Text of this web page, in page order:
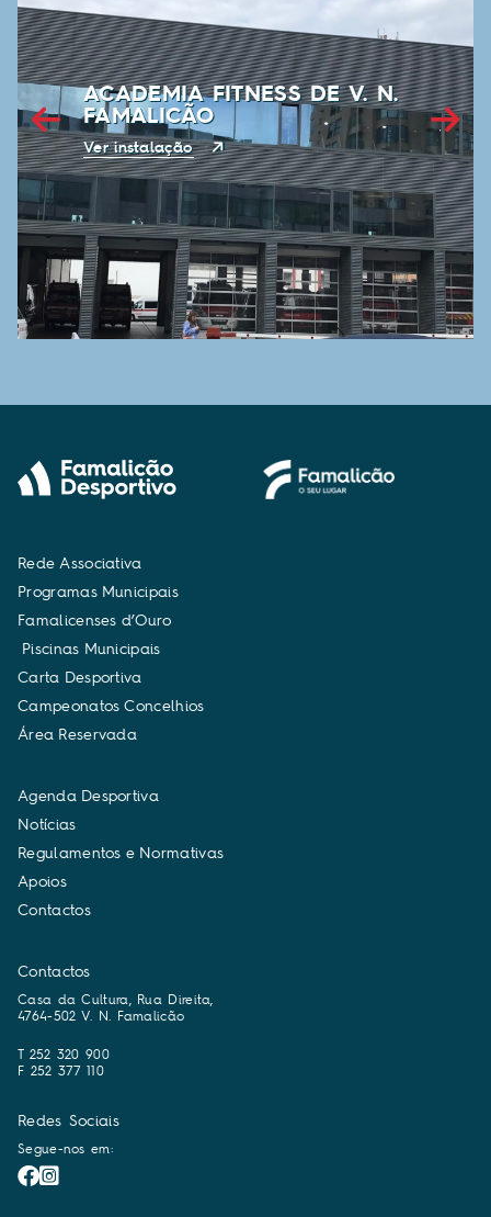
Rede Associativa
Programas Municipais
Famalicenses d’Ouro
Piscinas Municipais
Carta Desportiva
Campeonatos Concelhios
Área Reservada
Agenda Desportiva
Notícias
Regulamentos e Normativas
Apoios
Contactos
Contactos
Casa da Cultura, Rua Direita,
4764-502 V. N. Famalicão
T 252 320 900
F 252 377 110
Redes Sociais
Segue-nos em: